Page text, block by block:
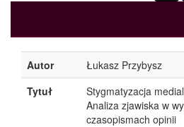
Autor
Łukasz Przybysz
Tytuł
Stygmatyzacja
Analiza zjawiska w
czasopismach opinii